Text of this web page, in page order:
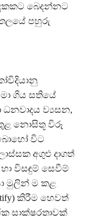
බෙදන්නට
තලයේ පහුරු
ගිය සතියේ
ව්‍යසන,
තුළ නොසිතූ විරූ
විට
අගුළු දාගත්
විසඳුම් සෙවීම්
මුලින් ම කළ
කිරීම හෙවත්
සාක්ෂරතාවක්